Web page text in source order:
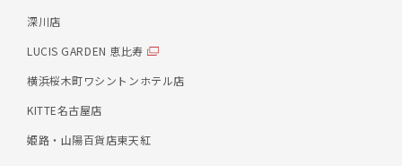
深川店
LUCIS GARDEN 恵比寿
横浜桜木町ワシントンホテル店
KITTE名古屋店
姫路・山陽百貨店東天紅